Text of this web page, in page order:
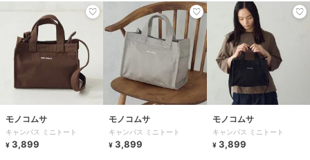
モノコムサ
キャンバス ミニトート
¥ 3,899
モノコムサ
キャンバス ミニトート
¥ 3,899
モノコムサ
キャンバス ミニトート
¥ 3,899